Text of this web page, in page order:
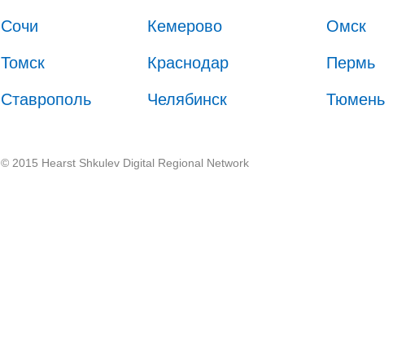
Сочи Кемерово Омск
Томск Краснодар Пермь
Ставрополь Челябинск Тюмень
© 2015 Hearst Shkulev Digital Regional Network